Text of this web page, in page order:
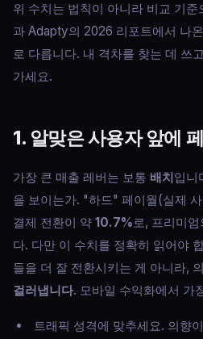
위 수치는 법칙이 아니라 비교 기
과 Adapty의 2026 리포트에서 나
로 다릅니다. 내 격차를 찾는 데 쓰
가세요.
1. 알맞은 사용자 앞에
가장 큰 매출 레버는 보통 배치입니
을 보이는가. "하드" 페이월(실제
결제 전환이 약 10.7%로, 프리미엄
다. 다만 이 수치를 정확히 읽어야
들을 더 잘 전환시키는 게 아니라,
걸러냅니다. 모바일 수익화에서 가
트래픽 성격에 맞추세요. 의향